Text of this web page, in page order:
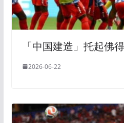
「中国建造」托起佛
2026-06-22